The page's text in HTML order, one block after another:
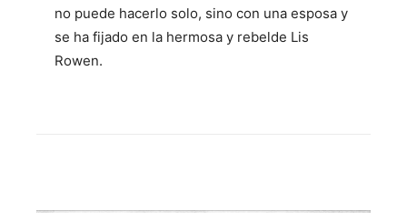
no puede hacerlo solo, sino con una esposa y
se ha fijado en la hermosa y rebelde Lis
Rowen.